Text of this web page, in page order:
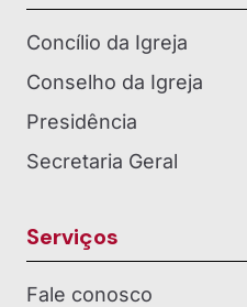
Concílio da Igreja
Conselho da Igreja
Presidência
Secretaria Geral
Serviços
Fale conosco